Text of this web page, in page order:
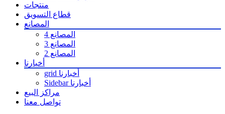
منتجات
قطاع التسويق
المصانع
المصانع 4
المصانع 3
المصانع 2
أخبارنا
grid أخبارنا
Sidebar أخبارنا
مراكز البيع
تواصل معنا